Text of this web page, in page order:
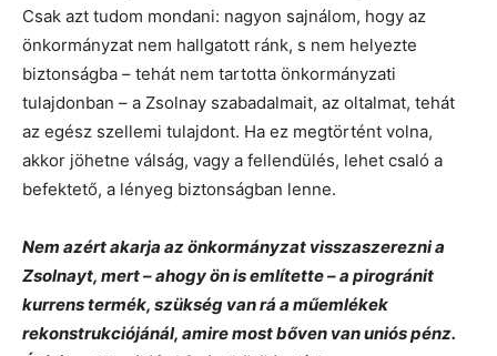
Csak azt tudom mondani: nagyon sajnálom, hogy az
önkormányzat nem hallgatott ránk, s nem helyezte
biztonságba – tehát nem tartotta önkormányzati
tulajdonban – a Zsolnay szabadalmait, az oltalmat, tehát
az egész szellemi tulajdont. Ha ez megtörtént volna,
akkor jöhetne válság, vagy a fellendülés, lehet csaló a
befektető, a lényeg biztonságban lenne.
Nem azért akarja az önkormányzat visszaszerezni a
Zsolnayt, mert – ahogy ön is említette – a pirogránit
kurrens termék, szükség van rá a műemlékek
rekonstrukciójánál, amire most bőven van uniós pénz.